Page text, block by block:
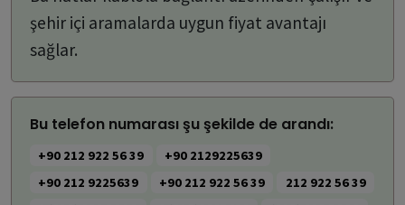
şehir içi aramalarda uygun fiyat avantajı
sağlar.
Bu telefon numarası şu şekilde de arandı:
+90 212 922 56 39
+90 2129225639
+90 212 9225639
+90 212 922 56 39
212 922 56 39